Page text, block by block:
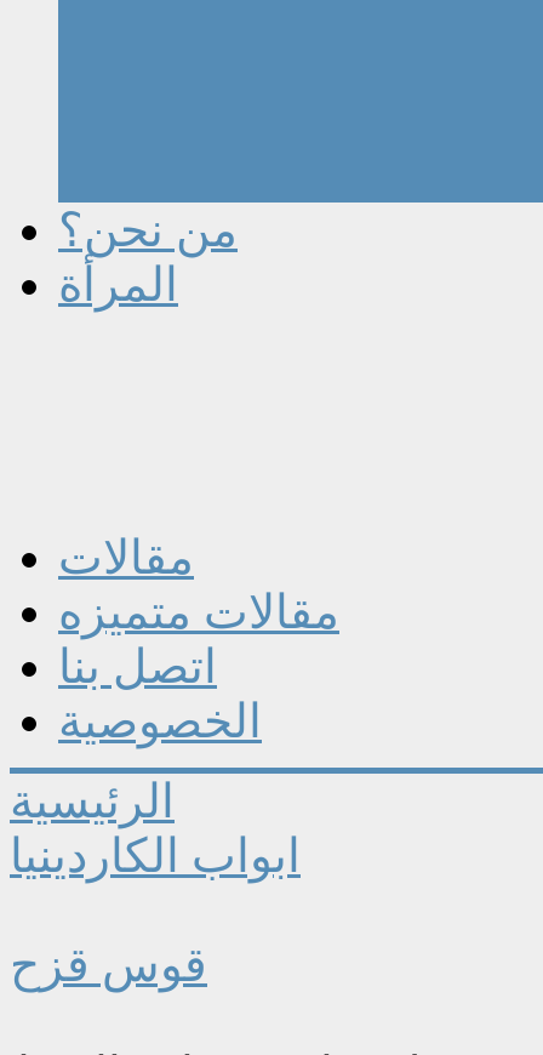
من نحن؟
المرأة
مقالات
مقالات متميزه
اتصل بنا
الخصوصية
الرئيسية
ابواب الكاردينيا
قوس قزح